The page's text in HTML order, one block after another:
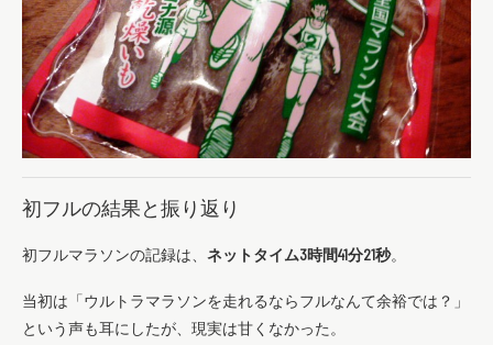
初フルの結果と振り返り
初フルマラソンの記録は、 ネットタイム3時間41分21秒。
当初は「ウルトラマラソンを走れるならフルなんて余裕では？」
という声も耳にしたが、現実は甘くなかった。